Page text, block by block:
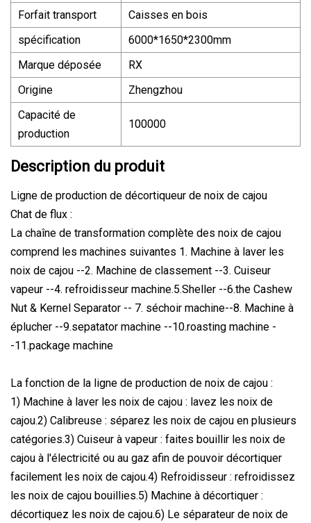
Forfait transport
Caisses en bois
spécification
6000*1650*2300mm
Marque déposée
RX
Origine
Zhengzhou
Capacité de
production
100000
Description du produit
Ligne de production de décortiqueur de noix de cajou
Chat de flux :
La chaîne de transformation complète des noix de cajou
comprend les machines suivantes 1. Machine à laver les
noix de cajou --2. Machine de classement --3. Cuiseur
vapeur --4. refroidisseur machine.5.Sheller --6.the Cashew
Nut & Kernel Separator -- 7. séchoir machine--8. Machine à
éplucher --9.sepatator machine --10.roasting machine -
-11.package machine
La fonction de la ligne de production de noix de cajou :
1) Machine à laver les noix de cajou : lavez les noix de
cajou.2) Calibreuse : séparez les noix de cajou en plusieurs
catégories.3) Cuiseur à vapeur : faites bouillir les noix de
cajou à l'électricité ou au gaz afin de pouvoir décortiquer
facilement les noix de cajou.4) Refroidisseur : refroidissez
les noix de cajou bouillies.5) Machine à décortiquer :
décortiquez les noix de cajou.6) Le séparateur de noix de